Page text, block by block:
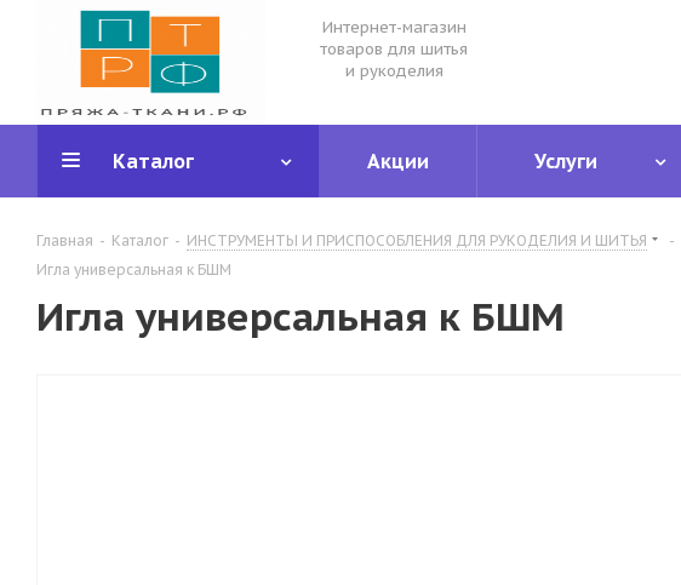
Интернет-магазин
товаров для шитья
и рукоделия
Каталог Акции Услуги
Главная - Каталог - ИНСТРУМЕНТЫ И ПРИСПОСОБЛЕНИЯ ДЛЯ РУКОДЕЛИЯ И ШИТЬЯ -
Игла универсальная к БШМ
Игла универсальная к БШМ